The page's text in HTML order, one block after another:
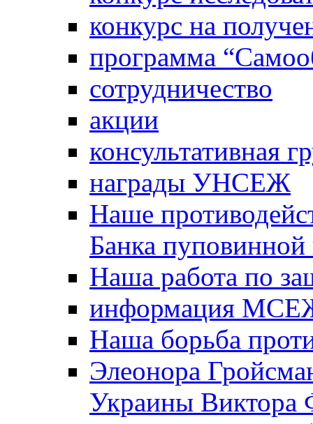
конкурс на
программа
сотрудничество
акции
консультативная
награды УНСЕЖ
Наше
Банка
Наша работа по
информация
Наша борьба
Элеонора
Украины Виктора